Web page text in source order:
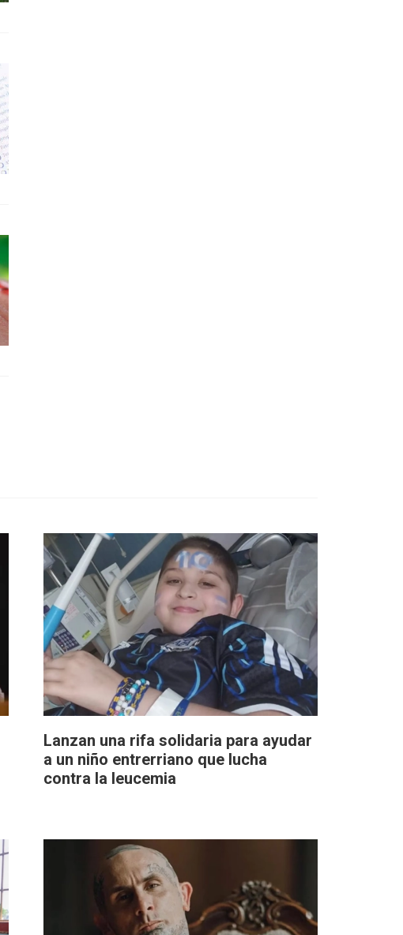
Lanzan una rifa solidaria para ayudar
a un niño entrerriano que lucha
contra la leucemia